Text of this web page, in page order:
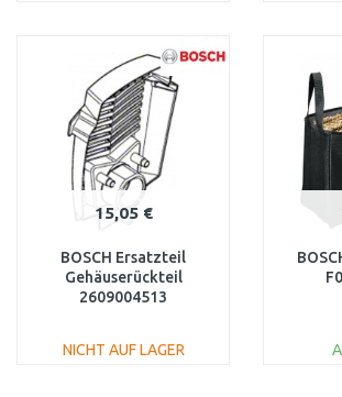
Vergleichen
15,05 €
BOSCH Ersatzteil
Gehäuserückteil
2609004513
NICHT AUF LAGER